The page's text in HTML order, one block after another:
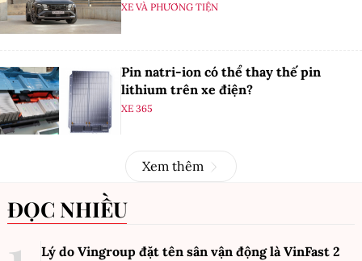
XE VÀ PHƯƠNG TIỆN
Pin natri-ion có thể thay thế pin
lithium trên xe điện?
XE 365
Xem thêm
ĐỌC NHIỀU
Lý do Vingroup đặt tên sân vận động là VinFast 2